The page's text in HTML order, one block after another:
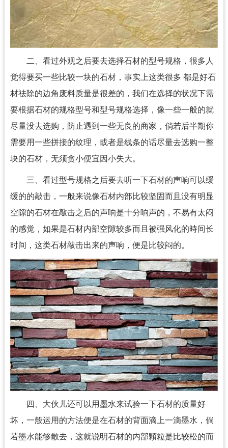
二、看过外观之后要去选择石材的型号规格，很多人
觉得要买一些比较一块的石材，事实上这类很多 都是好石
材祛除的边角废料质量是很差的，我们在选择的状况下需
要根据石材的规格型号和型号规格选择，像一些一般的就
尽量没去选购，防止遇到一些无良的商家，倘若后半期你
需要用一些拼接的纹理，或者是线条的话尽量去选购一整
块的石材，无须贪小便宜因小失大。
三、看过型号规格之后要去听一下石材的声响可以缓
缓的的敲击，一般来说像石材内部比较坚固而且没有明显
空隙的石材在敲击之后的声响是十分响声的，不易有太闷
的感觉，如果是石材内部空隙较多而且被强风化的時间长
时间，这类石材敲击出来的声响，便是比较闷的。
四、大伙儿还可以用墨水来试验一下石材的质量好
坏，一般运用的方法便是在石材的背面滴上一滴墨水，倘
若墨水能够散去，这就说明石材的内部顆粒是比较松的而